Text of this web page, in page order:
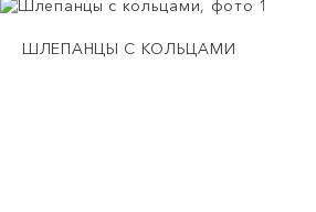
ШЛЕПАНЦЫ С КОЛЬЦАМИ